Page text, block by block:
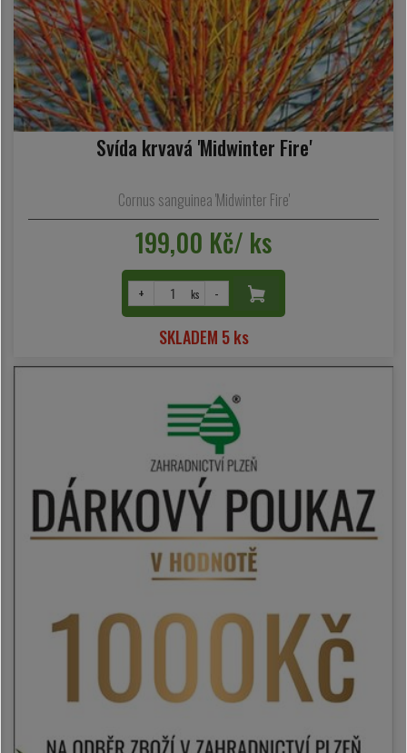
Svída krvavá 'Midwinter Fire'
Cornus sanguinea 'Midwinter Fire'
199,00 Kč/ ks
+ ks -
SKLADEM 5 ks